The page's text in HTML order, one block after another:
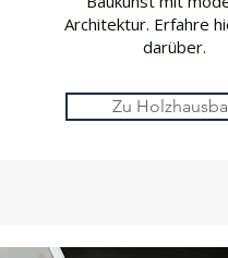
Architektur. Erfahre
darüber.
Zu